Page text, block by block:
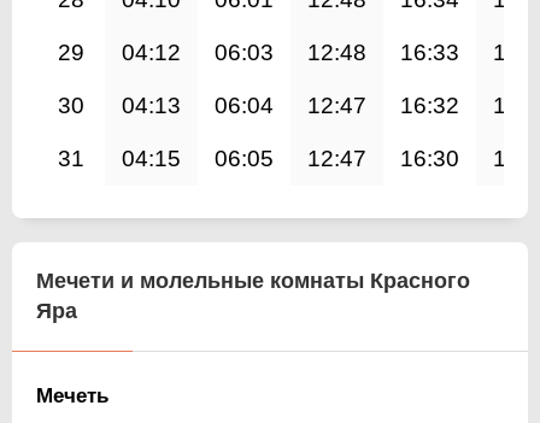
29 04:12 06:03 12:48 16:33
30 04:13 06:04 12:47 16:32
31 04:15 06:05 12:47 16:30
Мечети и молельные комнаты Красного
Яра
Мечеть